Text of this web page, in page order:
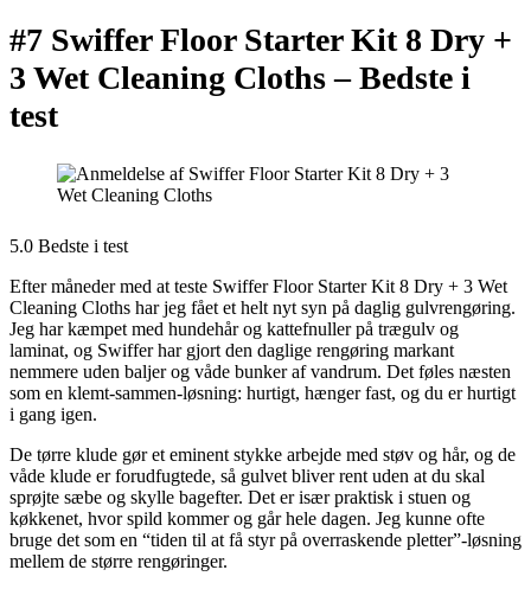
#7 Swiffer Floor Starter Kit 8 Dry +
3 Wet Cleaning Cloths –Bedste i
test
5.0 Bedste i test
Efter måneder med at teste Swiffer Floor Starter Kit 8 Dry + 3 Wet
Cleaning Cloths har jeg fået et helt nyt syn på daglig gulvrengøring.
Jeg har kæmpet med hundehår og kattefnuller på trægulv og
laminat, og Swiffer har gjort den daglige rengøring markant
nemmere uden baljer og våde bunker af vandrum. Det føles næsten
som en klemt-sammen-løsning: hurtigt, hænger fast, og du er hurtigt
i gang igen.
De tørre klude gør et eminent stykke arbejde med støv og hår, og de
våde klude er forudfugtede, så gulvet bliver rent uden at du skal
sprøjte sæbe og skylle bagefter. Det er især praktisk i stuen og
køkkenet, hvor spild kommer og går hele dagen. Jeg kunne ofte
bruge det som en “tiden til at få styr på overraskende pletter”-løsning
mellem de større rengøringer.